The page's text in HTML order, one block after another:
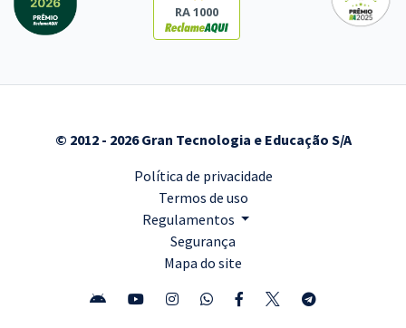
RA 1000
© 2012 - 2026 Gran Tecnologia e Educação S/A
Política de privacidade
Termos de uso
Regulamentos
Segurança
Mapa do site